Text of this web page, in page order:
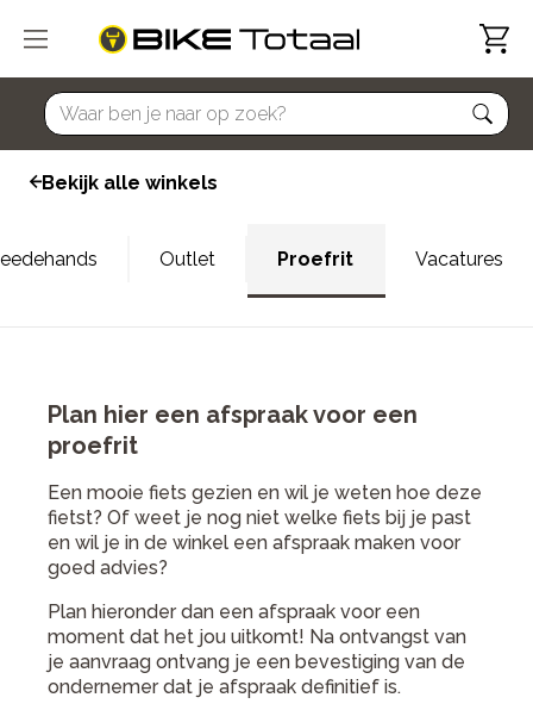
home
Bekijk alle winkels
Outlet Proefrit Vacatures
Plan hier een afspraak voor een
proefrit
Een mooie fiets gezien en wil je weten hoe deze
fietst? Of weet je nog niet welke fiets bij je past
en wil je in de winkel een afspraak maken voor
goed advies?
Plan hieronder dan een afspraak voor een
moment dat het jou uitkomt! Na ontvangst van
je aanvraag ontvang je een bevestiging van de
ondernemer dat je afspraak definitief is.